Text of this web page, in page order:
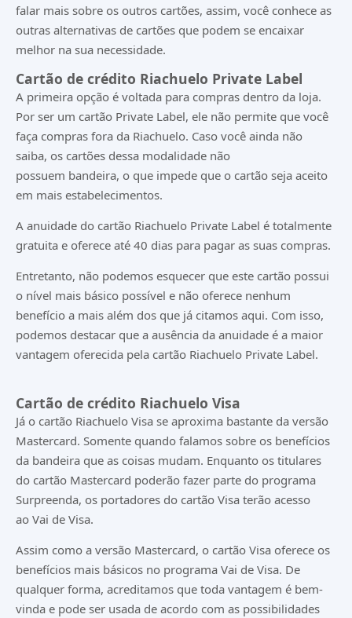
falar mais sobre os outros cartões, assim, você conhece as
outras alternativas de cartões que podem se encaixar
melhor na sua necessidade.
Cartão de crédito Riachuelo Private Label
A primeira opção é voltada para compras dentro da loja.
Por ser um cartão Private Label, ele não permite que você
faça compras fora da Riachuelo. Caso você ainda não
saiba, os cartões dessa modalidade não
possuem bandeira, o que impede que o cartão seja aceito
em mais estabelecimentos.
A anuidade do cartão Riachuelo Private Label é totalmente
gratuita e oferece até 40 dias para pagar as suas compras.
Entretanto, não podemos esquecer que este cartão possui
o nível mais básico possível e não oferece nenhum
benefício a mais além dos que já citamos aqui. Com isso,
podemos destacar que a ausência da anuidade é a maior
vantagem oferecida pela cartão Riachuelo Private Label.
Cartão de crédito Riachuelo Visa
Já o cartão Riachuelo Visa se aproxima bastante da versão
Mastercard. Somente quando falamos sobre os benefícios
da bandeira que as coisas mudam. Enquanto os titulares
do cartão Mastercard poderão fazer parte do programa
Surpreenda, os portadores do cartão Visa terão acesso
ao Vai de Visa.
Assim como a versão Mastercard, o cartão Visa oferece os
benefícios mais básicos no programa Vai de Visa. De
qualquer forma, acreditamos que toda vantagem é bem-
vinda e pode ser usada de acordo com as possibilidades